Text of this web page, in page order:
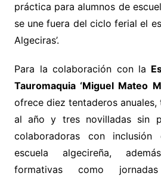
práctica para alumnos de
se une fuera del ciclo ferial el
Algeciras’.
Para la colaboración con la
Tauromaquia ‘Miguel Mateo
ofrece diez tentaderos
al año y tres novilladas sin
colaboradoras con
escuela algecireña,
formativas como